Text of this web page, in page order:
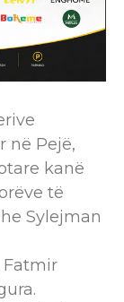
në Pejë,
kanë
të
Sylejman
Fatmir